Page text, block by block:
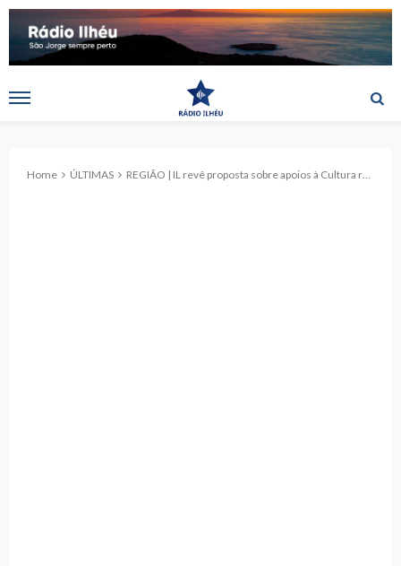
Home ÚLTIMAS REGIÃO | IL revê proposta sobre apoios à Cultura reforçando proteção ao associativismo cultural dos Açores